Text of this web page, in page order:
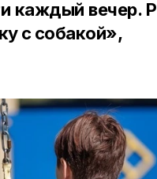
каждый вечер.
с собакой»,